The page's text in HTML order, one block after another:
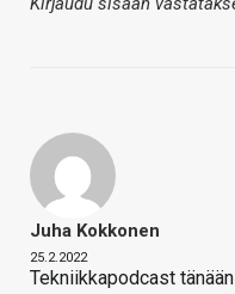
Juha Kokkonen
25.2.2022
Tekniikkapodcast